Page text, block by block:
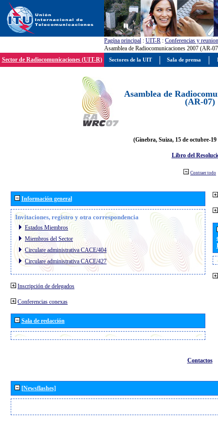
Pagína principal : UIT-R : Conferencias y
Asamblea de Radiocomunicaciones 2007 (AR-
Sector de Radiocomunicaciones (UIT-R)
Asamblea de
(AR-07)
(Ginebra, Suiza, 15 de octubre-19
Libro del
Contraer todo
Información general
Invitaciones, registro y otra correspondencia
Estados Miembros
Miembros del Sector
Circulare administrativa CACE/404
Circulare administrativa CACE/427
Inscripción de delegados
Conferencias conexas
Sala de redacción
Contactos
[Newsflashes]
Sectores de la UIT Sala de prensa